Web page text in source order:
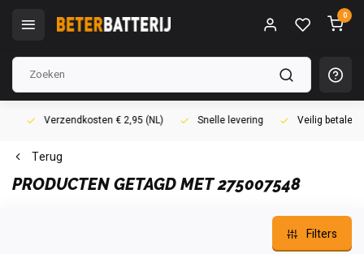
0
Verzendkosten € 2,95 (NL) Snelle levering Veilig betalen
Terug
PRODUCTEN GETAGD MET 275007548
Filters